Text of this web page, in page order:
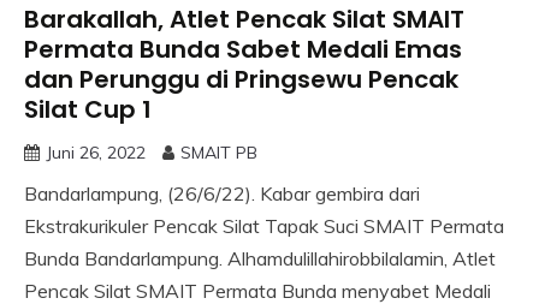
Barakallah, Atlet Pencak Silat SMAIT
Permata Bunda Sabet Medali Emas
dan Perunggu di Pringsewu Pencak
Silat Cup 1
Juni 26, 2022 SMAIT PB
Bandarlampung, (26/6/22). Kabar gembira dari
Ekstrakurikuler Pencak Silat Tapak Suci SMAIT Permata
Bunda Bandarlampung. Alhamdulillahirobbilalamin, Atlet
Pencak Silat SMAIT Permata Bunda menyabet Medali